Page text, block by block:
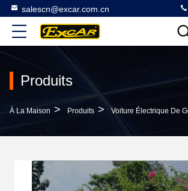
salescn@excar.com.cn
Produits
À La Maison > Produits > Voiture Électrique De